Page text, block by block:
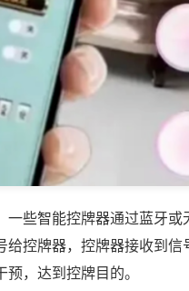
一些智能控牌器通过蓝牙
给控牌器，控牌器接收到
，达到控牌目的。